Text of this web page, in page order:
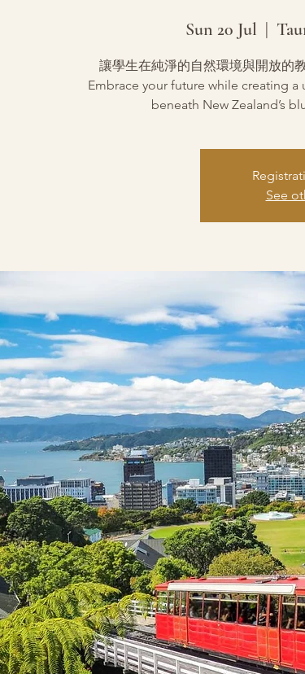
Sun 20 Jul
讓學生在純淨的自然環境與開放的
Embrace your future while creating
beneath New Zealand’s
See